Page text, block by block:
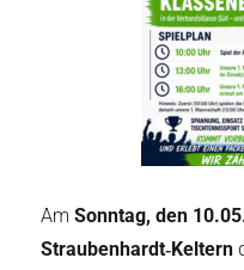
AmSonntag, den
Straubenhardt‑Keltern